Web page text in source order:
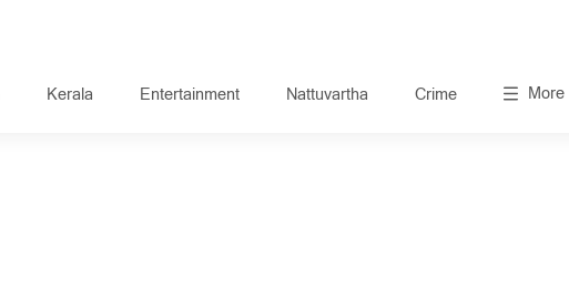
Kerala Entertainment Nattuvartha Crime More